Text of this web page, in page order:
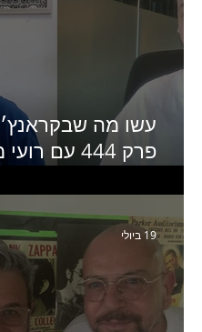
עשו מה
פרק 444 עם
האחרון של קראנץ׳
19 ביולי